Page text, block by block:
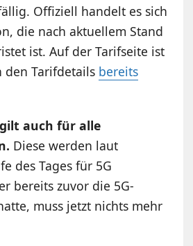
Offiziell handelt es sich
die nach aktuellem Stand
ist. Auf der Tarifseite ist
den Tarifdetails bereits
auch für alle
Diese werden laut
des Tages für 5G
bereits zuvor die 5G-
muss jetzt nichts mehr